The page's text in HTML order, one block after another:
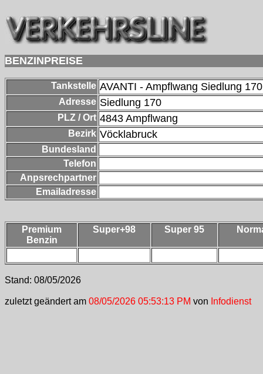
BENZINPREISE
Tankstelle AVANTI - Ampflwang Siedlung 170
Adresse Siedlung 170
PLZ / Ort 4843 Ampflwang
Bezirk Vöcklabruck
Bundesland
Telefon
Anpsrechpartner
Emailadresse
Premium
Benzin
Super+98 Super 95
Stand: 08/05/2026
zuletzt geändert am 08/05/2026 05:53:13 PM von Infodienst